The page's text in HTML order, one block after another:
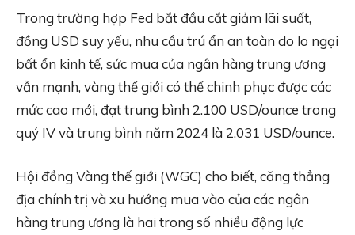
Trong trường hợp Fed bắt đầu cắt giảm lãi suất,
đồng USD suy yếu, nhu cầu trú ẩn an toàn do lo ngại
bất ổn kinh tế, sức mua của ngân hàng trung ương
vẫn mạnh, vàng thế giới có thể chinh phục được các
mức cao mới, đạt trung bình 2.100 USD/ounce trong
quý IV và trung bình năm 2024 là 2.031 USD/ounce.
Hội đồng Vàng thế giới (WGC) cho biết, căng thẳng
địa chính trị và xu hướng mua vào của các ngân
hàng trung ương là hai trong số nhiều động lực